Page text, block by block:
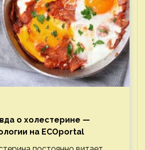
о холестерине —
на ECOportal